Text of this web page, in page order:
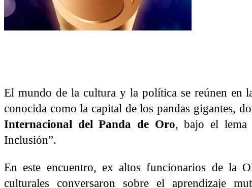
El mundo de la cultura y la política se reúnen en
conocida como la capital de los pandas gigantes,
Internacional del Panda de Oro, bajo el lema
Inclusión”.
En este encuentro, ex altos funcionarios de la
culturales conversaron sobre el aprendizaje